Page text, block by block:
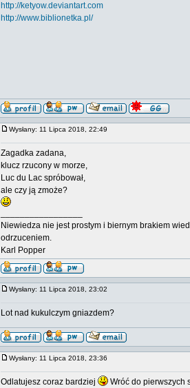
http://ketyow.deviantart.com
http://www.biblionetka.pl/
Wysłany: 11 Lipca 2018, 22:49
Zagadka zadana,
klucz rzucony w morze,
Luc du Lac spróbował,
ale czy ją zmoże?
Niewiedza nie jest prostym i biernym brakiem
odrzuceniem.
Karl Popper
Wysłany: 11 Lipca 2018, 23:02
Lot nad kukulczym gniazdem?
Wysłany: 11 Lipca 2018, 23:36
Odlatujesz coraz bardziej
Wróć do pierwszych